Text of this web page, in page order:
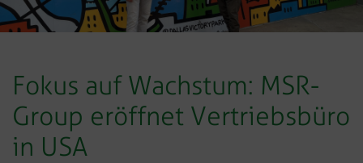
Fokus auf Wachstum: MSR-
Group eröffnet Vertriebsbüro
in USA